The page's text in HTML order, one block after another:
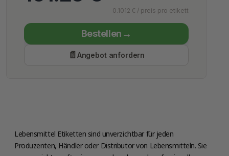
Dienstleistungen
0.1012 € / preis pro etikett
Bestellen
Angebot anfordern
Lebensmittel Etiketten sind unverzichtbar für jeden
Produzenten, Händler oder Distributor von Lebensmitteln. Sie